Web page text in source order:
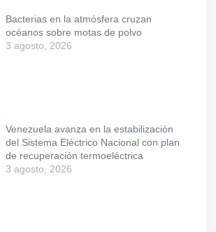
Bacterias en la atmósfera cruzan
océanos sobre motas de polvo
3 agosto, 2026
Venezuela avanza en la estabilización
del Sistema Eléctrico Nacional con plan
de recuperación termoeléctrica
3 agosto, 2026